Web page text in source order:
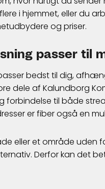
i hjemmet, eller du
og priser.
passer til
bedst til dig,
dele af Kalundborg
forbindelse til både
er fiber også en
eller et område
Derfor kan det